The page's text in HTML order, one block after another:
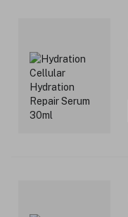
Gir umiddelbar
Passer for: Normal, fet,
Produktnummer: